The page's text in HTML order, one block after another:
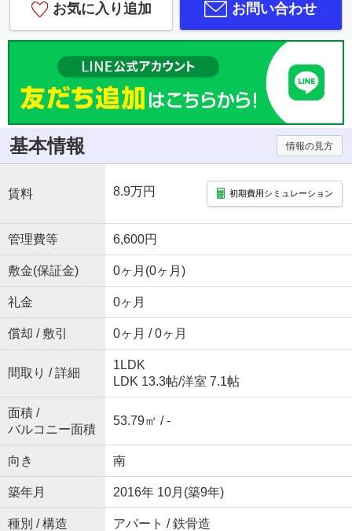
お気に入り追加 お問い合わせ
基本情報 情報の見方
賃料 8.9万円 初期費用シミュレーション
管理費等 6,600円
敷金(保証金) 0ヶ月(0ヶ月)
礼金 0ヶ月
償却 / 敷引 0ヶ月 / 0ヶ月
間取り / 詳細
1LDK
LDK 13.3帖/洋室 7.1帖
面積 /
バルコニー面積
53.79㎡ / -
向き 南
築年月 2016年 10月(築9年)
種別 / 構造 アパート / 鉄骨造